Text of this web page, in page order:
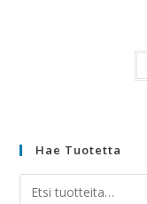
Hae Tuotetta